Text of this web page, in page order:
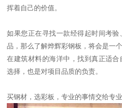
挥着自己的价值。
如果您正在寻找一款经得起时间考
品，那么了解烨辉彩钢板，将会是一个
在建筑材料的海洋中，找到真正适
选择，也是对项目品质的负责。
买钢材，选彩板，专业的事情交给专业